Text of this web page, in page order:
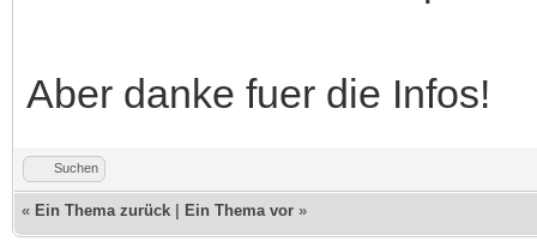
Aber danke fuer die Infos!
Suchen
« Ein Thema zurück Ein Thema vor »